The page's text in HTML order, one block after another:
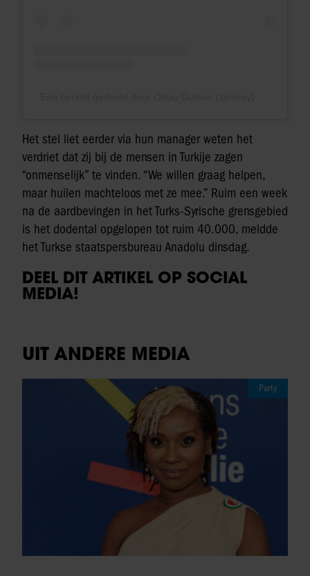
Het stel liet eerder via hun manager weten het
verdriet dat zij bij de mensen in Turkije zagen
“onmenselijk” te vinden. “We willen graag helpen,
maar huilen machteloos met ze mee.” Ruim een week
na de aardbevingen in het Turks-Syrische grensgebied
is het dodental opgelopen tot ruim 40.000, meldde
het Turkse staatspersbureau Anadolu dinsdag.
DEEL DIT ARTIKEL OP SOCIAL
MEDIA!
UIT ANDERE MEDIA
Party